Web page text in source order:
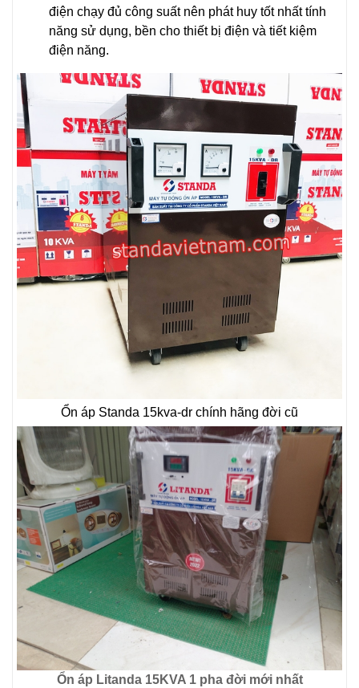
điện chạy đủ công suất nên phát huy tốt nhất tính
năng sử dụng, bền cho thiết bị điện và tiết kiệm
điện năng.
Ổn áp Standa 15kva-dr chính hãng đời cũ
Ổn áp Litanda 15KVA 1 pha đời mới nhất